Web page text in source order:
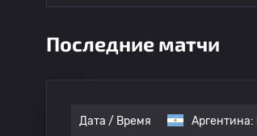
Последние матчи
Дата / Время Аргентина: